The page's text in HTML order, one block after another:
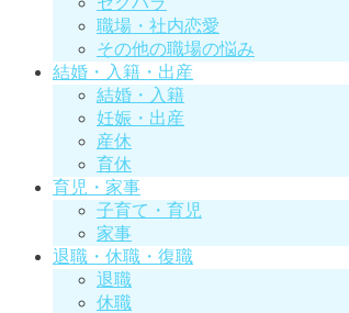
職場・社内恋愛
その他の職場の悩み
結婚・入籍・出産
結婚・入籍
妊娠・出産
産休
育休
育児・家事
子育て・育児
家事
退職・休職・復職
退職
休職